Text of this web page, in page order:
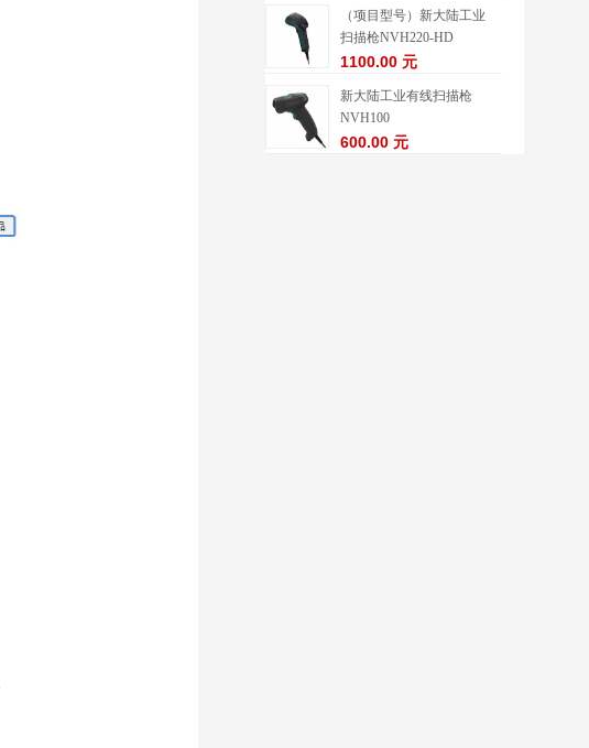
（项目型号）新大陆工业
扫描枪NVH220-HD
1100.00 元
新大陆工业有线扫描枪
NVH100
600.00 元